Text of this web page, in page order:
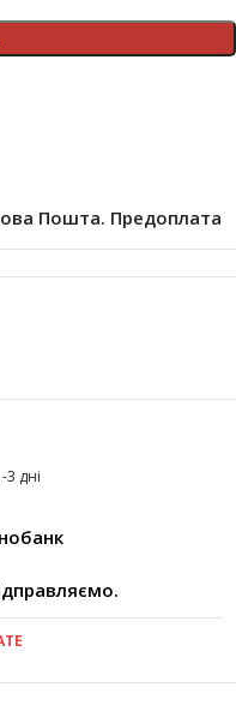
Пошта. Предоплата
дні